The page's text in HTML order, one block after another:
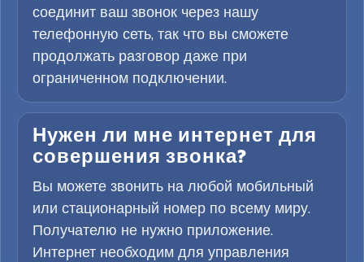
соединит ваш звонок через нашу
телефонную сеть, так что вы сможете
продолжать разговор даже при
ограниченном подключении.
Нужен ли мне интернет для
совершения звонка?
Вы можете звонить на любой мобильный
или стационарный номер по всему миру.
Получателю не нужно приложение.
Интернет необходим для управления